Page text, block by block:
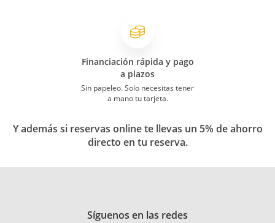
Financiación rápida y pago
a plazos
Sin papeleo. Solo necesitas tener
a mano tu tarjeta.
Y además si reservas online te llevas un 5% de ahorro
directo en tu reserva.
Síguenos en las redes